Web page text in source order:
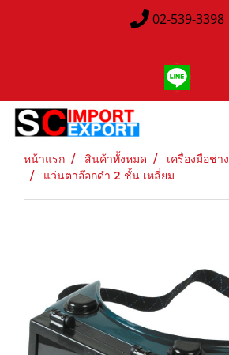
02-539-3398
หน้าแรก สินค้าทั้งหมด เครื่องมือช่าง
แว่นตาอ๊อกดำ 2 ชั้น เหลี่ยม